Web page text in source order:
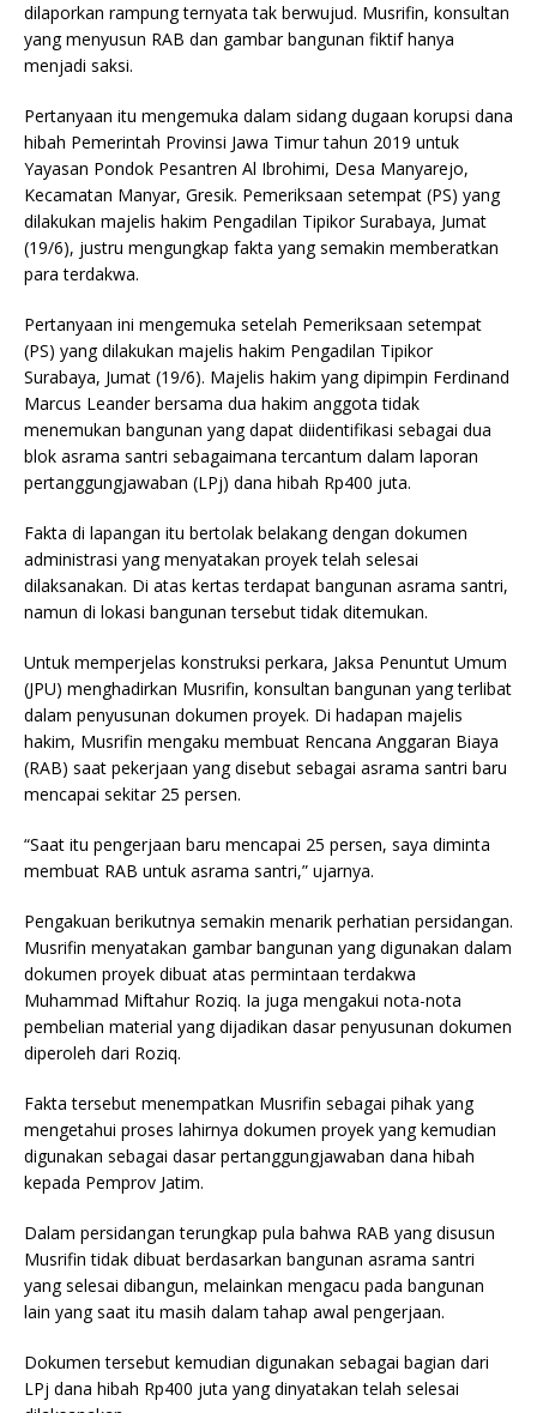
dilaporkan rampung ternyata tak berwujud. Musrifin, konsultan
yang menyusun RAB dan gambar bangunan fiktif hanya
menjadi saksi.
Pertanyaan itu mengemuka dalam sidang dugaan korupsi dana
hibah Pemerintah Provinsi Jawa Timur tahun 2019 untuk
Yayasan Pondok Pesantren Al Ibrohimi, Desa Manyarejo,
Kecamatan Manyar, Gresik. Pemeriksaan setempat (PS) yang
dilakukan majelis hakim Pengadilan Tipikor Surabaya, Jumat
(19/6), justru mengungkap fakta yang semakin memberatkan
para terdakwa.
Pertanyaan ini mengemuka setelah Pemeriksaan setempat
(PS) yang dilakukan majelis hakim Pengadilan Tipikor
Surabaya, Jumat (19/6). Majelis hakim yang dipimpin Ferdinand
Marcus Leander bersama dua hakim anggota tidak
menemukan bangunan yang dapat diidentifikasi sebagai dua
blok asrama santri sebagaimana tercantum dalam laporan
pertanggungjawaban (LPj) dana hibah Rp400 juta.
Fakta di lapangan itu bertolak belakang dengan dokumen
administrasi yang menyatakan proyek telah selesai
dilaksanakan. Di atas kertas terdapat bangunan asrama santri,
namun di lokasi bangunan tersebut tidak ditemukan.
Untuk memperjelas konstruksi perkara, Jaksa Penuntut Umum
(JPU) menghadirkan Musrifin, konsultan bangunan yang terlibat
dalam penyusunan dokumen proyek. Di hadapan majelis
hakim, Musrifin mengaku membuat Rencana Anggaran Biaya
(RAB) saat pekerjaan yang disebut sebagai asrama santri baru
mencapai sekitar 25 persen.
“Saat itu pengerjaan baru mencapai 25 persen, saya diminta
membuat RAB untuk asrama santri,” ujarnya.
Pengakuan berikutnya semakin menarik perhatian persidangan.
Musrifin menyatakan gambar bangunan yang digunakan dalam
dokumen proyek dibuat atas permintaan terdakwa
Muhammad Miftahur Roziq. Ia juga mengakui nota-nota
pembelian material yang dijadikan dasar penyusunan dokumen
diperoleh dari Roziq.
Fakta tersebut menempatkan Musrifin sebagai pihak yang
mengetahui proses lahirnya dokumen proyek yang kemudian
digunakan sebagai dasar pertanggungjawaban dana hibah
kepada Pemprov Jatim.
Dalam persidangan terungkap pula bahwa RAB yang disusun
Musrifin tidak dibuat berdasarkan bangunan asrama santri
yang selesai dibangun, melainkan mengacu pada bangunan
lain yang saat itu masih dalam tahap awal pengerjaan.
Dokumen tersebut kemudian digunakan sebagai bagian dari
LPj dana hibah Rp400 juta yang dinyatakan telah selesai